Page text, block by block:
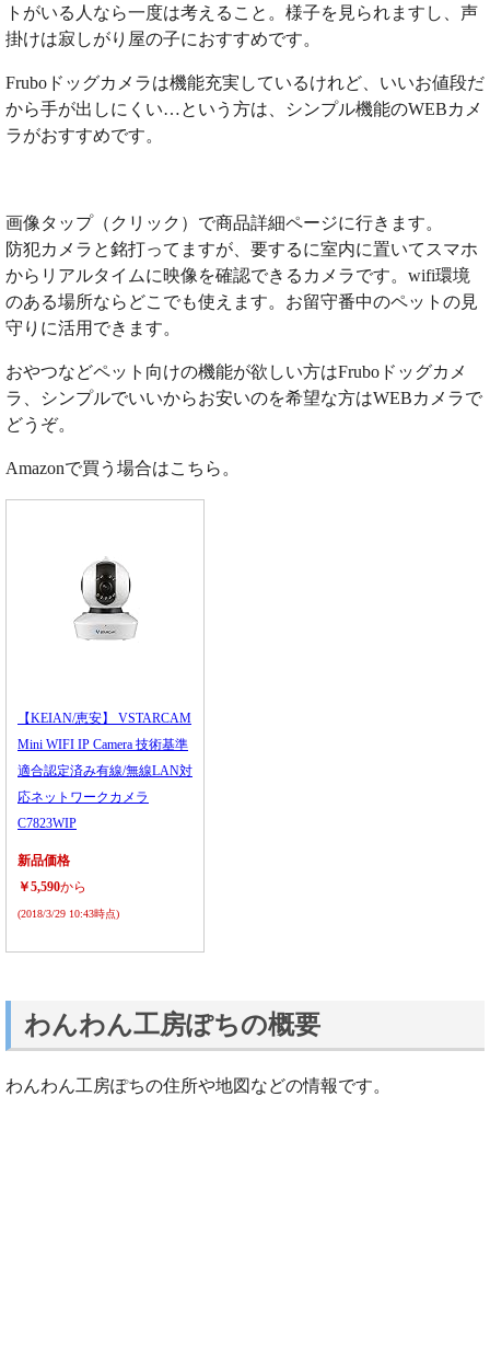
トがいる人なら一度は考えること。様子を見られますし、声
掛けは寂しがり屋の子におすすめです。
Fruboドッグカメラは機能充実しているけれど、いいお値段だ
から手が出しにくい…という方は、シンプル機能のWEBカメ
ラがおすすめです。
画像タップ（クリック）で商品詳細ページに行きます。
防犯カメラと銘打ってますが、要するに室内に置いてスマホ
からリアルタイムに映像を確認できるカメラです。wifi環境
のある場所ならどこでも使えます。お留守番中のペットの見
守りに活用できます。
おやつなどペット向けの機能が欲しい方はFruboドッグカメ
ラ、シンプルでいいからお安いのを希望な方はWEBカメラで
どうぞ。
Amazonで買う場合はこちら。
【KEIAN/恵安】 VSTARCAM
Mini WIFI IP Camera 技術基準
適合認定済み有線/無線LAN対
応ネットワークカメラ
C7823WIP
新品価格
￥5,590から
(2018/3/29 10:43時点)
わんわん工房ぽちの概要
わんわん工房ぽちの住所や地図などの情報です。